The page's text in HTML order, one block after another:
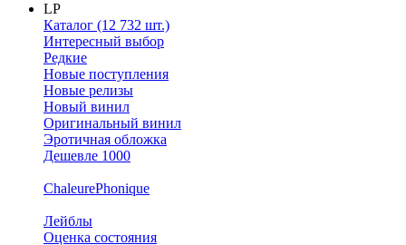
LP
Каталог (12 732 шт.)
Интересный выбор
Редкие
Новые поступления
Новые релизы
Новый винил
Оригинальный винил
Эротичная обложка
Дешевле 1000
ChaleurePhonique
Лейблы
Оценка состояния